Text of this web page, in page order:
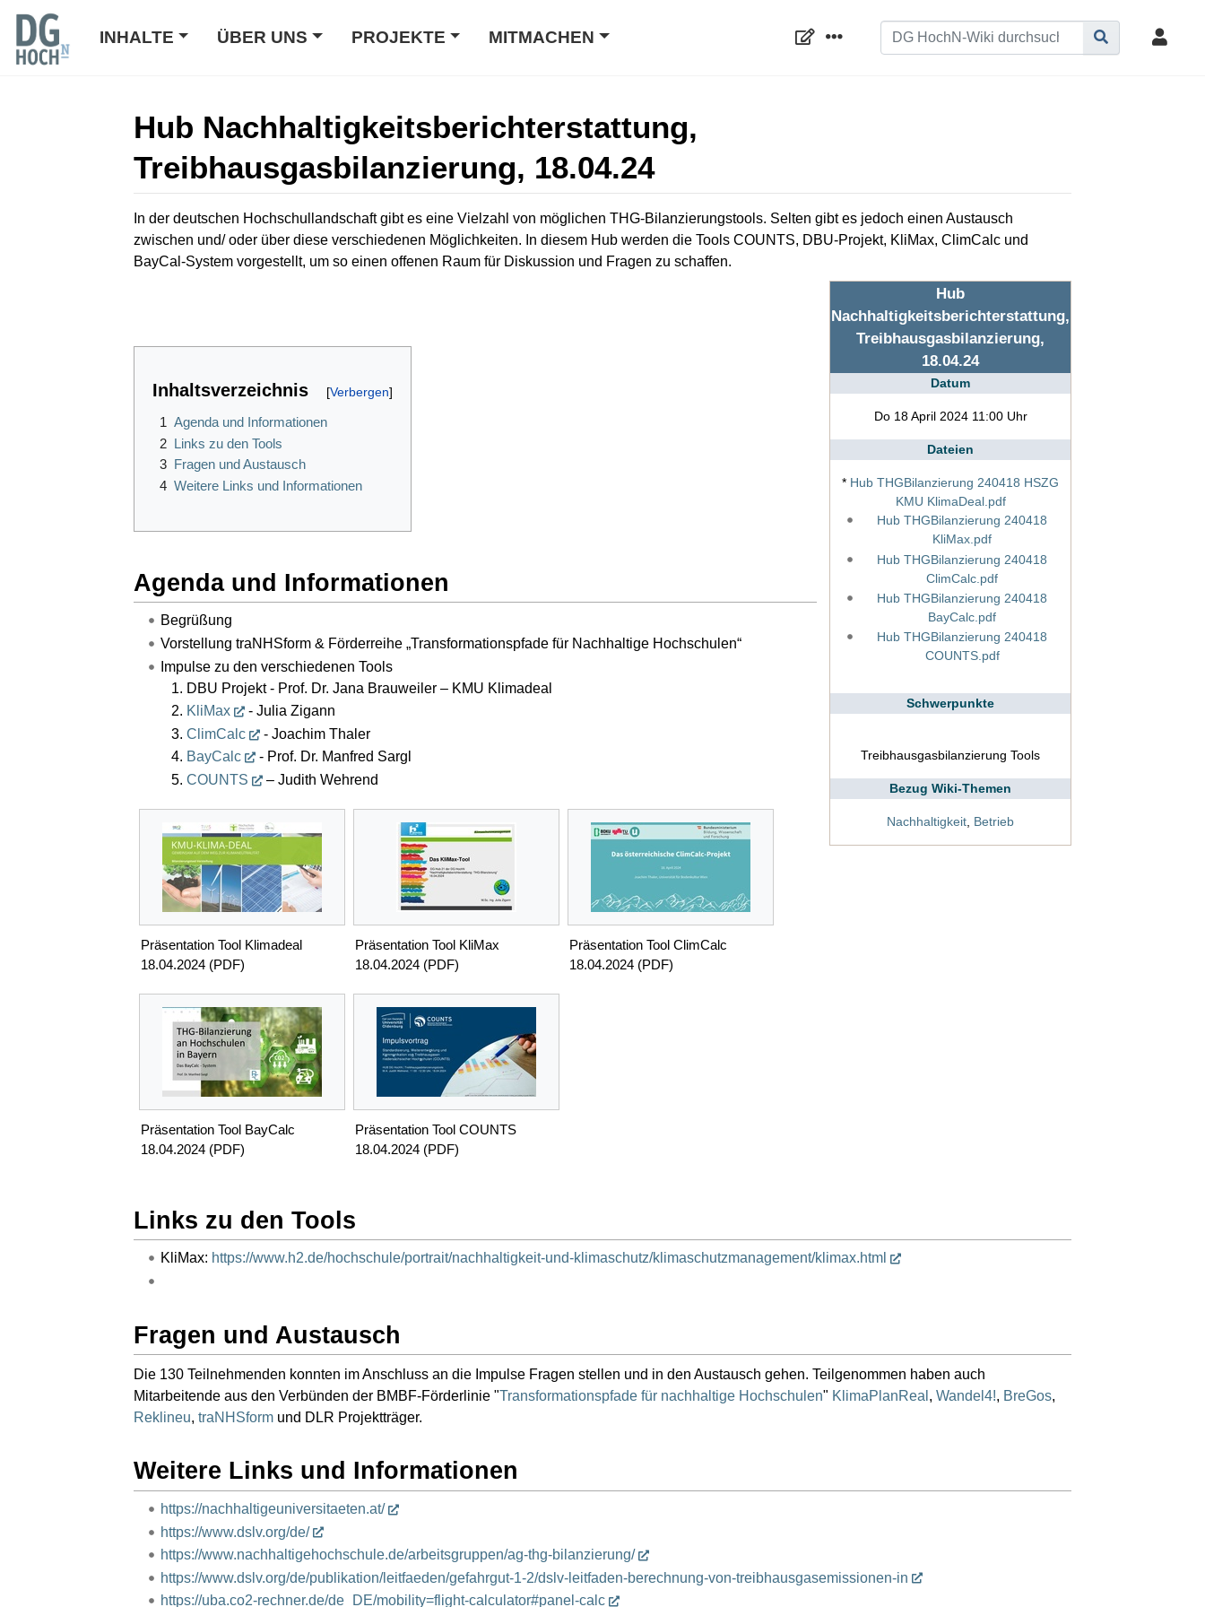
INHALTE ÜBER UNS PROJEKTE MITMACHEN
Hub Nachhaltigkeitsberichterstattung,
Treibhausgasbilanzierung, 18.04.24
Wechseln zu:Navigation,Suche
In der deutschen Hochschullandschaft gibt es eine Vielzahl von möglichen THG-Bilanzierungstools. Selten gibt es jedoch einen Austausch
zwischen und/ oder über diese verschiedenen Möglichkeiten. In diesem Hub werden die Tools COUNTS, DBU-Projekt, KliMax, ClimCalc und
BayCal-System vorgestellt, um so einen offenen Raum für Diskussion und Fragen zu schaffen.
Hub
Nachhaltigkeitsberichterstattung,
Treibhausgasbilanzierung,
18.04.24
Datum
Do 18 April 2024 11:00 Uhr
Dateien
* Hub THGBilanzierung 240418 HSZG
KMU KlimaDeal.pdf
Hub THGBilanzierung 240418
KliMax.pdf
Hub THGBilanzierung 240418
ClimCalc.pdf
Hub THGBilanzierung 240418
BayCalc.pdf
Hub THGBilanzierung 240418
COUNTS.pdf
Schwerpunkte
Treibhausgasbilanzierung Tools
Bezug Wiki-Themen
Nachhaltigkeit Betrieb
Inhaltsverzeichnis
1 Agenda und Informationen
2 Links zu den Tools
3 Fragen und Austausch
4 Weitere Links und Informationen
Agenda und Informationen
Begrüßung
Vorstellung traNHSform & Förderreihe „Transformationspfade für Nachhaltige Hochschulen“
Impulse zu den verschiedenen Tools
DBU Projekt - Prof. Dr. Jana Brauweiler – KMU Klimadeal
KliMax
- Julia Zigann
ClimCalc
- Joachim Thaler
BayCalc
- Prof. Dr. Manfred Sargl
COUNTS
– Judith Wehrend
Präsentation Tool Klimadeal
18.04.2024 (PDF)
Präsentation Tool KliMax
18.04.2024 (PDF)
Präsentation Tool ClimCalc
18.04.2024 (PDF)
Präsentation Tool BayCalc
18.04.2024 (PDF)
Präsentation Tool COUNTS
18.04.2024 (PDF)
Links zu den Tools
KliMax: https://www.h2.de/hochschule/portrait/nachhaltigkeit-und-klimaschutz/klimaschutzmanagement/klimax.html
Fragen und Austausch
Die 130 Teilnehmenden konnten im Anschluss an die Impulse Fragen stellen und in den Austausch gehen. Teilgenommen haben auch
Mitarbeitende aus den Verbünden der BMBF-Förderlinie "Transformationspfade für nachhaltige Hochschulen" KlimaPlanReal , Wandel4!, BreGos,
Reklineu, traNHSform und DLR Projektträger.
Weitere Links und Informationen
https://nachhaltigeuniversitaeten.at/
https://www.dslv.org/de/
https://www.nachhaltigehochschule.de/arbeitsgruppen/ag-thg-bilanzierung/
https://www.dslv.org/de/publikation/leitfaeden/gefahrgut-1-2/dslv-leitfaden-berechnung-von-treibhausgasemissionen-in
https://uba.co2-rechner.de/de_DE/mobility=flight-calculator#panel-calc